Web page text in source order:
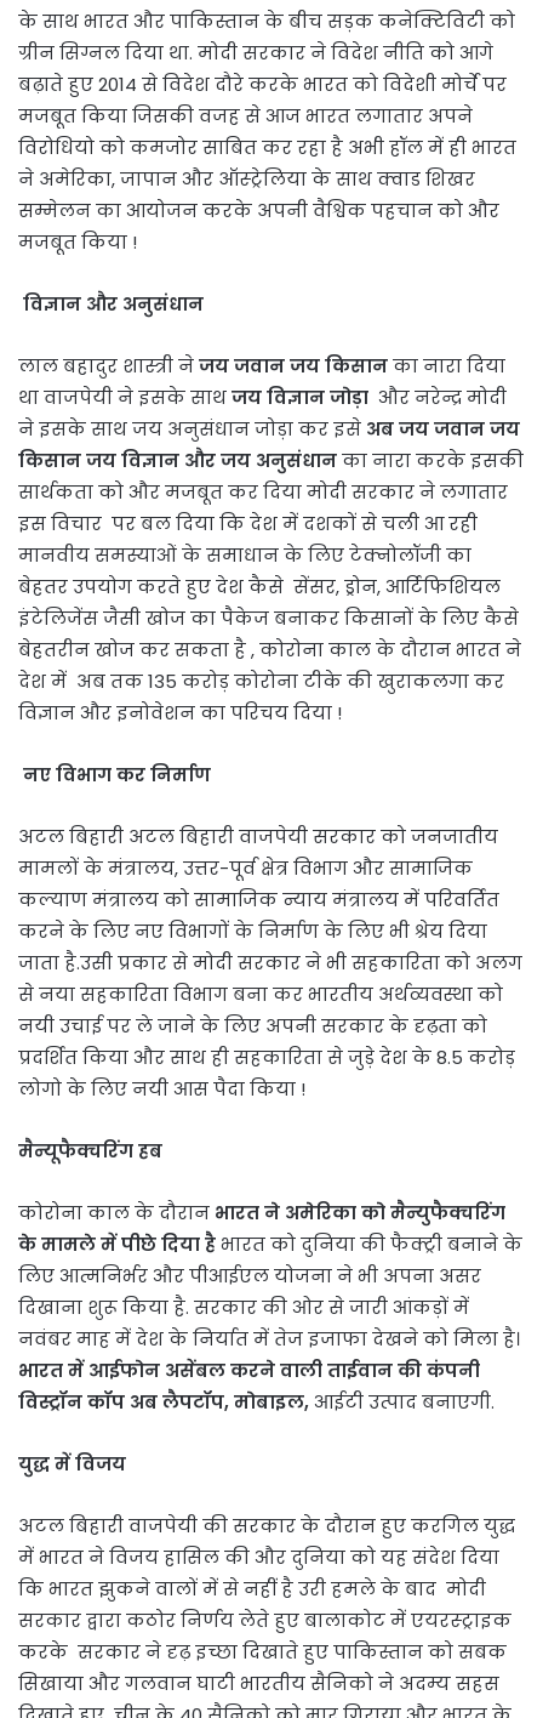
के साथ भारत और पाकिस्तान के बीच सड़क कनेक्टिविटी को
ग्रीन सिग्नल दिया था. मोदी सरकार ने विदेश नीति को आगे
बढ़ाते हुए 2014 से विदेश दौरे करके भारत को विदेशी मोर्चे पर
मजबूत किया जिसकी वजह से आज भारत लगातार अपने
विरोधियो को कमजोर साबित कर रहा है अभी हॉल में ही भारत
ने अमेरिका, जापान और ऑस्ट्रेलिया के साथ क्वाड शिखर
सम्मेलन का आयोजन करके अपनी वैश्विक पहचान को और
मजबूत किया !
विज्ञान और अनुसंधान
लाल बहादुर शास्त्री नेजय जवान जय किसानका नारा दिया
था वाजपेयी ने इसके साथजय विज्ञान जोड़ा और नरेन्द्र मोदी
ने इसके साथ जय अनुसंधान जोड़ा कर इसे अब जय जवान जय
किसान जय विज्ञान और जय अनुसंधानका नारा करके इसकी
सार्थकता को और मजबूत कर दिया मोदी सरकार ने लगातार
इस विचार पर बल दिया कि देश में दशकों से चली आ रही
मानवीय समस्याओं के समाधान के लिए टेक्नोलॉजी का
बेहतर उपयोग करते हुए देश कैसे सेंसर, ड्रोन, आर्टिफिशियल
इंटेलिजेंस जैसी खोज का पैकेज बनाकर किसानों के लिए कैसे
बेहतरीन खोज कर सकता है , कोरोना काल के दौरान भारत ने
देश में अब तक 135 करोड़ कोरोना टीके की खुराकलगा कर
विज्ञान और इनोवेशन का परिचय दिया !
नए विभाग कर निर्माण
अटल बिहारी अटल बिहारी वाजपेयी सरकार को जनजातीय
मामलों के मंत्रालय, उत्तर-पूर्व क्षेत्र विभाग और सामाजिक
कल्याण मंत्रालय को सामाजिक न्याय मंत्रालय में परिवर्तित
करने के लिए नए विभागों के निर्माण के लिए भी श्रेय दिया
जाता है.उसी प्रकार से मोदी सरकार ने भी सहकारिता को अलग
से नया सहकारिता विभाग बना कर भारतीय अर्थव्यवस्था को
नयी उचाई पर ले जाने के लिए अपनी सरकार के दृढ़ता को
प्रदर्शित किया और साथ ही सहकारिता से जुड़े देश के 8.5 करोड़
लोगो के लिए नयी आस पैदा किया !
मैन्यूफैक्चरिंग हब
कोरोना काल के दौरान भारत ने अमेरिका को मैन्युफैक्चरिंग
के मामले में पीछे दिया हैभारत को दुनिया की फैक्ट्री बनाने के
लिए आत्मनिर्भर और पीआईएल योजना ने भी अपना असर
दिखाना शुरू किया है. सरकार की ओर से जारी आंकड़ों में
नवंबर माह में देश के निर्यात में तेज इजाफा देखने को मिला है।
भारत में आईफोन असेंबल करने वाली ताईवान की कंपनी
विस्ट्रॉन कॉप अब लैपटॉप, मोबाइल,आईटी उत्पाद बनाएगी.
युद्ध में विजय
अटल बिहारी वाजपेयी की सरकार के दौरान हुए करगिल युद्ध
में भारत ने विजय हासिल की और दुनिया को यह संदेश दिया
कि भारत झुकने वालों में से नहीं है उरी हमले के बाद मोदी
सरकार द्वारा कठोर निर्णय लेते हुए बालाकोट में एयरस्ट्राइक
करके सरकार ने दृढ़ इच्छा दिखाते हुए पाकिस्तान को सबक
सिखाया और गलवान घाटी भारतीय सैनिको ने अदम्य सहस